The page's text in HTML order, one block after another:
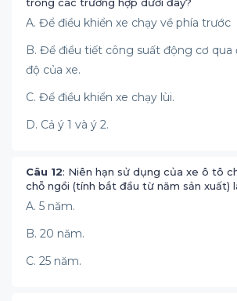
A. Để điều khiển xe chạy về phía trước
B. Để điều tiết công suất động cơ qua
độ của xe.
C. Để điều khiển xe chạy lùi.
D. Cả ý 1 và ý 2.
Câu 12: Niên hạn sử dụng của xe ô tô
chỗ ngồi (tính bắt đầu từ năm sản xuất)
A. 5 năm.
B. 20 năm.
C. 25 năm.